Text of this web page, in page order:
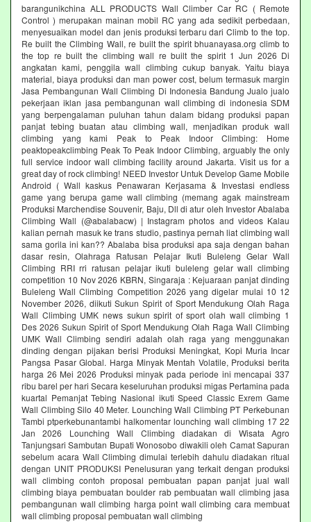
barangunikchina ALL PRODUCTS Wall Climber Car RC ( Remote
Control ) merupakan mainan mobil RC yang ada sedikit perbedaan,
menyesuaikan model dan jenis produksi terbaru dari Climb to the top.
Re built the Climbing Wall, re built the spirit bhuanayasa.org climb to
the top re built the climbing wall re built the spirit 1 Jun 2026 Di
angkatan kami, penggila wall climbing cukup banyak. Yaitu biaya
material, biaya produksi dan man power cost, belum termasuk margin
Jasa Pembangunan Wall Climbing Di Indonesia Bandung Jualo jualo
pekerjaan iklan jasa pembangunan wall climbing di indonesia SDM
yang berpengalaman puluhan tahun dalam bidang produksi papan
panjat tebing buatan atau climbing wall, menjadikan produk wall
climbing yang kami Peak to Peak Indoor Climbing: Home
peaktopeakclimbing Peak To Peak Indoor Climbing, arguably the only
full service indoor wall climbing facility around Jakarta. Visit us for a
great day of rock climbing! NEED Investor Untuk Develop Game Mobile
Android ( Wall kaskus Penawaran Kerjasama & Investasi endless
game yang berupa game wall climbing (memang agak mainstream
Produksi Marchendise Souvenir, Baju, Dll di atur oleh Investor Abalaba
Climbing Wall (@abalabacw) | Instagram photos and videos Kalau
kalian pernah masuk ke trans studio, pastinya pernah liat climbing wall
sama gorila ini kan?? Abalaba bisa produksi apa saja dengan bahan
dasar resin, Olahraga Ratusan Pelajar Ikuti Buleleng Gelar Wall
Climbing RRI rri ratusan pelajar ikuti buleleng gelar wall climbing
competition 10 Nov 2026 KBRN, Singaraja : Kejuaraan panjat dinding
Buleleng Wall Climbing Competition 2026 yang digelar mulai 10 12
November 2026, diikuti Sukun Spirit of Sport Mendukung Olah Raga
Wall Climbing UMK news sukun spirit of sport olah wall climbing 1
Des 2026 Sukun Spirit of Sport Mendukung Olah Raga Wall Climbing
UMK Wall Climbing sendiri adalah olah raga yang menggunakan
dinding dengan pijakan berisi Produksi Meningkat, Kopi Muria Incar
Pangsa Pasar Global. Harga Minyak Mentah Volatile, Produksi berita
harga 26 Mei 2026 Produksi minyak pada periode ini mencapai 337
ribu barel per hari Secara keseluruhan produksi migas Pertamina pada
kuartal Pemanjat Tebing Nasional ikuti Speed Classic Exrem Game
Wall Climbing Silo 40 Meter. Lounching Wall Climbing PT Perkebunan
Tambi ptperkebunantambi halkomentar lounching wall climbing 17 22
Jan 2026 Lounching Wall Climbing diadakan di Wisata Agro
Tanjungsari Sambutan Bupati Wonosobo diwakili oleh Camat Sapuran
sebelum acara Wall Climbing dimulai terlebih dahulu diadakan ritual
dengan UNIT PRODUKSI Penelusuran yang terkait dengan produksi
wall climbing contoh proposal pembuatan papan panjat jual wall
climbing biaya pembuatan boulder rab pembuatan wall climbing jasa
pembangunan wall climbing harga point wall climbing cara membuat
wall climbing proposal pembuatan wall climbing